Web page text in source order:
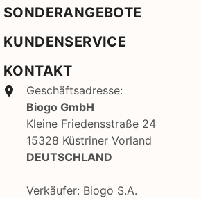
SONDERANGEBOTE
KUNDENSERVICE
KONTAKT
Geschäftsadresse:
Biogo GmbH
Kleine Friedensstraße 24
15328 Küstriner Vorland
DEUTSCHLAND
Verkäufer: Biogo S.A.